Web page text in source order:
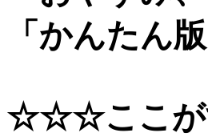
「かんたん
☆☆☆ここが